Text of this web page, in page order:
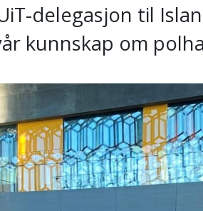
delegasjon til
kunnskap om